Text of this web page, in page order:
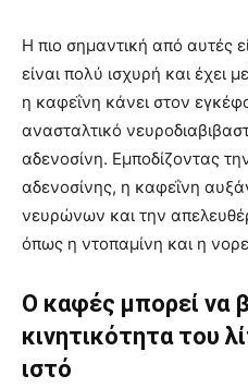
Η πιο σημαντική από αυτές
είναι πολύ ισχυρή και έχει
η καφεΐνη κάνει στον
ανασταλτικό
αδενοσίνη. Εμποδίζοντας
αδενοσίνης, η καφεΐνη
νευρώνων και την
όπως η ντοπαμίνη και η
Ο καφές μπορεί να
κινητικότητα του
ιστό